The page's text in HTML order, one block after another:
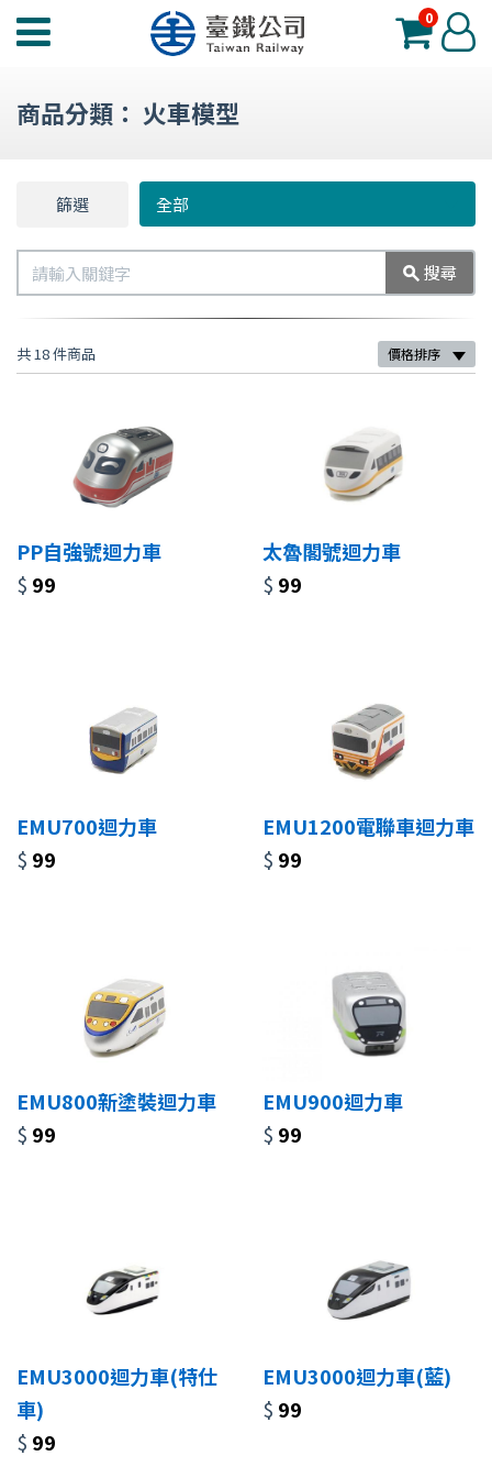
臺
工
選
單
0 登
入
商品分類： 火車模型
篩選 全部
選
搜尋
共 18 件商品 價格排序
PP自強號迴力車
$ 99
太魯閣號迴力車
$ 99
EMU700迴力車
$ 99
EMU1200電聯車迴力車
$ 99
EMU800新塗裝迴力車
$ 99
EMU900迴力車
$ 99
EMU3000迴力車(特仕
車)
$ 99
EMU3000迴力車(藍)
$ 99